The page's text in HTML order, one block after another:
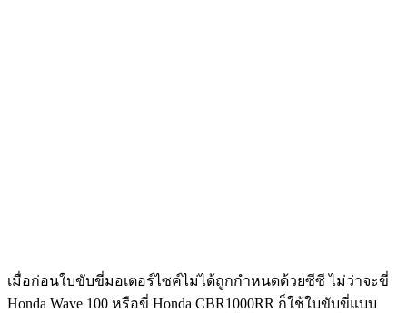
เมื่อก่อนใบขับขี่มอเตอร์ไซค์ไม่ได้ถูกกำหนดด้วยซีซี ไม่ว่าจะขี่
Honda Wave 100 หรือขี่ Honda CBR1000RR ก็ใช้ใบขับขี่แบบ